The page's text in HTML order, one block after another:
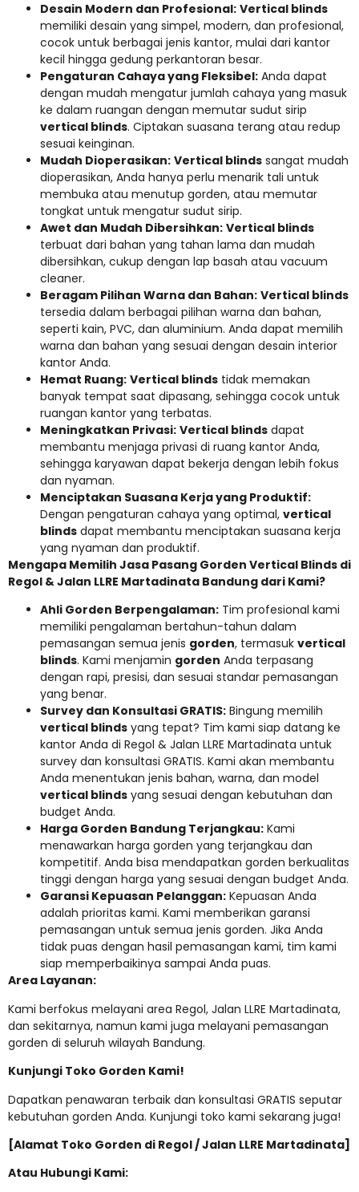
Desain Modern dan Profesional: Vertical blinds
memiliki desain yang simpel, modern, dan profesional,
cocok untuk berbagai jenis kantor, mulai dari kantor
kecil hingga gedung perkantoran besar.
Pengaturan Cahaya yang Fleksibel: Anda dapat
dengan mudah mengatur jumlah cahaya yang masuk
ke dalam ruangan dengan memutar sudut sirip
vertical blinds. Ciptakan suasana terang atau redup
sesuai keinginan.
Mudah Dioperasikan: Vertical blinds sangat mudah
dioperasikan, Anda hanya perlu menarik tali untuk
membuka atau menutup gorden, atau memutar
tongkat untuk mengatur sudut sirip.
Awet dan Mudah Dibersihkan: Vertical blinds
terbuat dari bahan yang tahan lama dan mudah
dibersihkan, cukup dengan lap basah atau vacuum
cleaner.
Beragam Pilihan Warna dan Bahan: Vertical blinds
tersedia dalam berbagai pilihan warna dan bahan,
seperti kain, PVC, dan aluminium. Anda dapat memilih
warna dan bahan yang sesuai dengan desain interior
kantor Anda.
Hemat Ruang: Vertical blinds tidak memakan
banyak tempat saat dipasang, sehingga cocok untuk
ruangan kantor yang terbatas.
Meningkatkan Privasi: Vertical blinds dapat
membantu menjaga privasi di ruang kantor Anda,
sehingga karyawan dapat bekerja dengan lebih fokus
dan nyaman.
Menciptakan Suasana Kerja yang Produktif:
Dengan pengaturan cahaya yang optimal, vertical
blinds dapat membantu menciptakan suasana kerja
yang nyaman dan produktif.
Mengapa Memilih Jasa Pasang Gorden Vertical Blinds di
Regol & Jalan LLRE Martadinata Bandung dari Kami?
Ahli Gorden Berpengalaman: Tim profesional kami
memiliki pengalaman bertahun-tahun dalam
pemasangan semua jenis gorden, termasuk vertical
blinds. Kami menjamin gorden Anda terpasang
dengan rapi, presisi, dan sesuai standar pemasangan
yang benar.
Survey dan Konsultasi GRATIS: Bingung memilih
vertical blinds yang tepat? Tim kami siap datang ke
kantor Anda di Regol & Jalan LLRE Martadinata untuk
survey dan konsultasi GRATIS. Kami akan membantu
Anda menentukan jenis bahan, warna, dan model
vertical blinds yang sesuai dengan kebutuhan dan
budget Anda.
Harga Gorden Bandung Terjangkau: Kami
menawarkan harga gorden yang terjangkau dan
kompetitif. Anda bisa mendapatkan gorden berkualitas
tinggi dengan harga yang sesuai dengan budget Anda.
Garansi Kepuasan Pelanggan: Kepuasan Anda
adalah prioritas kami. Kami memberikan garansi
pemasangan untuk semua jenis gorden. Jika Anda
tidak puas dengan hasil pemasangan kami, tim kami
siap memperbaikinya sampai Anda puas.
Area Layanan:
Kami berfokus melayani area Regol, Jalan LLRE Martadinata,
dan sekitarnya, namun kami juga melayani pemasangan
gorden di seluruh wilayah Bandung.
Kunjungi Toko Gorden Kami!
Dapatkan penawaran terbaik dan konsultasi GRATIS seputar
kebutuhan gorden Anda. Kunjungi toko kami sekarang juga!
[Alamat Toko Gorden di Regol / Jalan LLRE Martadinata]
Atau Hubungi Kami: